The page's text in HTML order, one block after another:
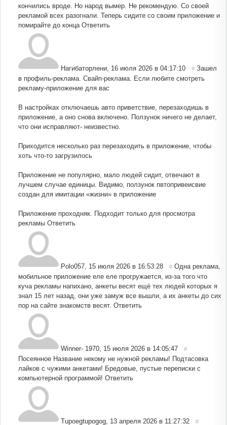
кончились вроде. Но народ вымер. Не рекомендую. Со своей
рекламой всех разогнали. Теперь сидите со своим приложение и
помирайте до конца Ответить
Нагибаторлени 16 июля 2026 в 04:17:10 # Зашел
в профиль-реклама. Свайп-реклама. Если любите смотреть
рекламу-приложение для вас
В настройках отключаешь авто приветствие, перезаходишь в
приложение, а оно снова включено. Ползунок ничего не делает,
что они исправляют- неизвестно.
Приходится несколько раз перезаходить в приложение, чтобы
хоть что-то загрузилось
Приложение не популярно, мало людей сидит, отвечают в
лучшем случае единицы. Видимо, ползунок пвтопривеисвие
создан для имитации «жизни» в приложение
Приложение проходняк. Подходит только для просмотра
рекламы Ответить
Polo057 15 июля 2026 в 16:53:28 # Одна реклама,
мобильное приложение еле еле прогружается, из-за того что
куча рекламы напихано, анкеты весят ещё тех людей которых я
знал 15 лет назад, они уже замуж все вышли, а их анкеты до сих
пор на сайте знакомств весят. Ответить
Winner- 1970 15 июля 2026 в 14:05:47 #
Посеянное Название некому не нужной рекламы! Подтасовка
лайков с чужими анкетами! Бредовые, пустые переписки с
компьютерной программой! Ответить
Tupoegtupogog 13 апреля 2026 в 11:27:32 #